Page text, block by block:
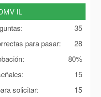
Manejo DMV #14
IL
35
para pasar:
28
80%
15
solicitar:
15